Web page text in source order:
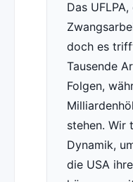
Das
doch es
Tausende
Folgen,
stehen. Wir
Dynamik,
die USA